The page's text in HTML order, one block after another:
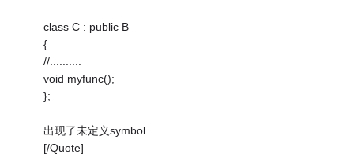
class C : public B
{
//..........
void myfunc();
};
出现了未定义symbol
[/Quote]